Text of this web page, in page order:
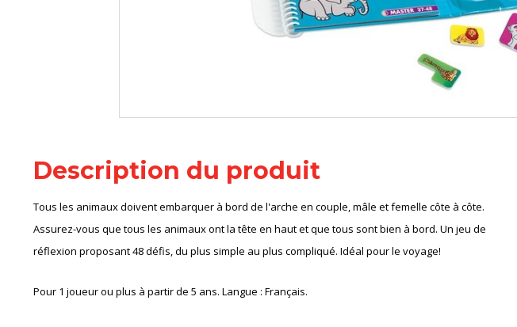
Description du produit
Tous les animaux doivent embarquer à bord de l'arche en couple, mâle et femelle côte à côte.
Assurez-vous que tous les animaux ont la tête en haut et que tous sont bien à bord. Un jeu de
réflexion proposant 48 défis, du plus simple au plus compliqué. Idéal pour le voyage!
Pour 1 joueur ou plus à partir de 5 ans. Langue : Français.